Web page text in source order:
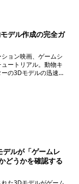
デル作成の完全ガ
ョン映画、ゲームシ
ートリアル。動物キ
ーの3Dモデルの迅速な
の最適化、自動リギ
メーション適応の全
。Maya、Blenderな
アニメーションソフ
スタイルをカバーし
デルが「ゲームレ
どうかを確認する